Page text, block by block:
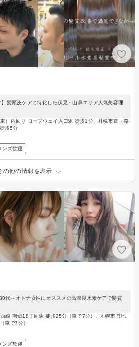
】髪頭皮ケアに特化した伏見・山鼻エリア人気美容理
）内回り ロープウェイ入口駅 徒歩1分、札幌市電（路
歩5分
ンズ歓迎
の他の情報を表示
代～オトナ女性にオススメの高濃度水素ケアで髪質
線 南郷18丁目駅 徒歩25分（車で7分）、札幌市営地
車で7分）
ンズ歓迎